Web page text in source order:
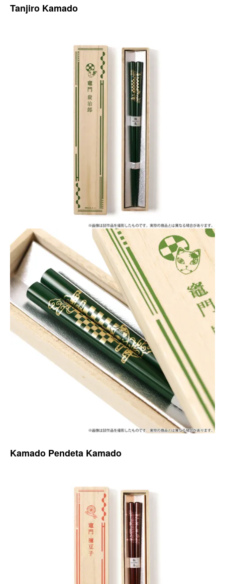
Tanjiro Kamado
Kamado Pendeta Kamado